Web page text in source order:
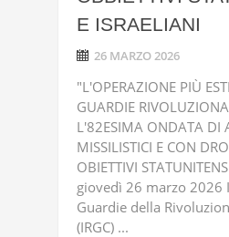
E ISRAELIANI
26 MARZO 2026
"L'OPERAZIONE PIÙ
GUARDIE
L'82ESIMA ONDATA DI
MISSILISTICI E CON
OBIETTIVI
giovedì 26 marzo 2026
Guardie della
(IRGC) ...